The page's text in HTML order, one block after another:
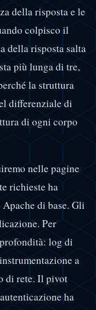
della risposta e le
colpisco il
della risposta salta
più lunga di tre,
la struttura
differenziale di
di ogni corpo
nelle pagine
richieste ha
di base. Gli
Per
log di
a
di rete. Il pivot
ha